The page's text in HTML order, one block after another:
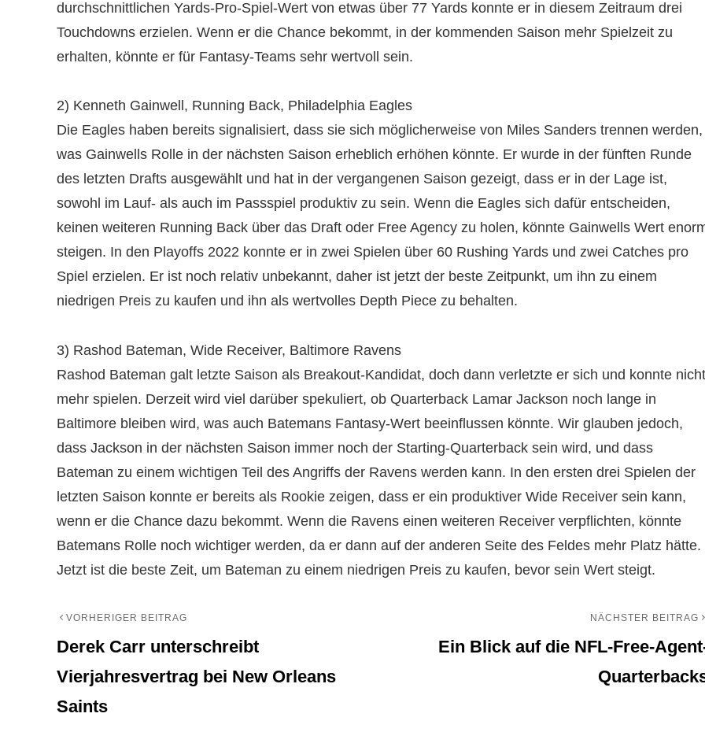
durchschnittlichen Yards-Pro-Spiel-Wert von etwas über 77 Yards konnte er in diesem Zeitraum drei
Touchdowns erzielen. Wenn er die Chance bekommt, in der kommenden Saison mehr Spielzeit zu
erhalten, könnte er für Fantasy-Teams sehr wertvoll sein.
2) Kenneth Gainwell, Running Back, Philadelphia Eagles
Die Eagles haben bereits signalisiert, dass sie sich möglicherweise von Miles Sanders trennen werden,
was Gainwells Rolle in der nächsten Saison erheblich erhöhen könnte. Er wurde in der fünften Runde
des letzten Drafts ausgewählt und hat in der vergangenen Saison gezeigt, dass er in der Lage ist,
sowohl im Lauf- als auch im Passspiel produktiv zu sein. Wenn die Eagles sich dafür entscheiden,
keinen weiteren Running Back über das Draft oder Free Agency zu holen, könnte Gainwells Wert
steigen. In den Playoffs 2022 konnte er in zwei Spielen über 60 Rushing Yards und zwei Catches pro
Spiel erzielen. Er ist noch relativ unbekannt, daher ist jetzt der beste Zeitpunkt, um ihn zu einem
niedrigen Preis zu kaufen und ihn als wertvolles Depth Piece zu behalten.
3) Rashod Bateman, Wide Receiver, Baltimore Ravens
Rashod Bateman galt letzte Saison als Breakout-Kandidat, doch dann verletzte er sich und konnte nicht
mehr spielen. Derzeit wird viel darüber spekuliert, ob Quarterback Lamar Jackson noch lange in
Baltimore bleiben wird, was auch Batemans Fantasy-Wert beeinflussen könnte. Wir glauben jedoch,
dass Jackson in der nächsten Saison immer noch der Starting-Quarterback sein wird, und dass
Bateman zu einem wichtigen Teil des Angriffs der Ravens werden kann. In den ersten drei Spielen der
letzten Saison konnte er bereits als Rookie zeigen, dass er ein produktiver Wide Receiver sein kann,
wenn er die Chance dazu bekommt. Wenn die Ravens einen weiteren Receiver verpflichten, könnte
Batemans Rolle noch wichtiger werden, da er dann auf der anderen Seite des Feldes mehr Platz hätte.
Jetzt ist die beste Zeit, um Bateman zu einem niedrigen Preis zu kaufen, bevor sein Wert steigt.
Beitrags-
Navigation
Previous
Post
VORHERIGER BEITRAG
Derek Carr unterschreibt
Vierjahresvertrag bei New Orleans
Saints
Beitrag
NÄCHSTER BEITRAG
Ein Blick auf die NFL-Free-